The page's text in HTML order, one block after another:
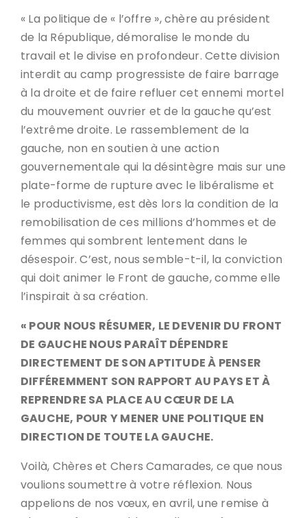
« La politique de « l’offre », chère au président
de la République, démoralise le monde du
travail et le divise en profondeur. Cette division
interdit au camp progressiste de faire barrage
à la droite et de faire refluer cet ennemi mortel
du mouvement ouvrier et de la gauche qu’est
l’extrême droite. Le rassemblement de la
gauche, non en soutien à une action
gouvernementale qui la désintègre mais sur une
plate-forme de rupture avec le libéralisme et
le productivisme, est dès lors la condition de la
remobilisation de ces millions d’hommes et de
femmes qui sombrent lentement dans le
désespoir. C’est, nous semble-t-il, la conviction
qui doit animer le Front de gauche, comme elle
l’inspirait à sa création.
« POUR NOUS RÉSUMER, LE DEVENIR DU FRONT
DE GAUCHE NOUS PARAÎT DÉPENDRE
DIRECTEMENT DE SON APTITUDE À PENSER
DIFFÉREMMENT SON RAPPORT AU PAYS ET À
REPRENDRE SA PLACE AU CŒUR DE LA
GAUCHE, POUR Y MENER UNE POLITIQUE EN
DIRECTION DE TOUTE LA GAUCHE.
Voilà, Chères et Chers Camarades, ce que nous
voulions soumettre à votre réflexion. Nous
appelions de nos vœux, en avril, une remise à